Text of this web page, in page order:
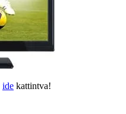
ide kattintva!